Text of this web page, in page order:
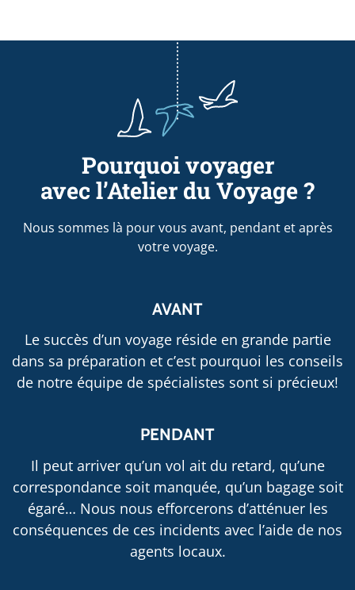
Pourquoi voyager
avec l’Atelier du Voyage ?
Nous sommes là pour vous avant, pendant et après
votre voyage.
AVANT
Le succès d’un voyage réside en grande partie
dans sa préparation et c’est pourquoi les conseils
de notre équipe de spécialistes sont si précieux!
PENDANT
Il peut arriver qu’un vol ait du retard, qu’une
correspondance soit manquée, qu’un bagage soit
égaré… Nous nous efforcerons d’atténuer les
conséquences de ces incidents avec l’aide de nos
agents locaux.